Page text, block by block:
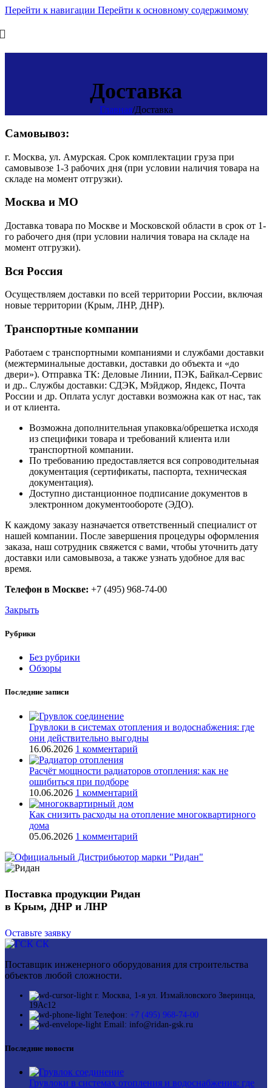
Перейти к навигации Перейти к основному содержимому
Доставка
Главная/Доставка
Самовывоз:
г. Москва, ул. Амурская. Срок комплектации груза при
самовывозе 1-3 рабочих дня (при условии наличия товара на
складе на момент отгрузки).
Москва и МО
Доставка товара по Москве и Московской области в срок от 1-
го рабочего дня (при условии наличия товара на складе на
момент отгрузки).
Вся Россия
Осуществляем доставки по всей территории России, включая
новые территории (Крым, ЛНР, ДНР).
Транспортные компании
Работаем с транспортными компаниями и службами доставки
(межтерминальные доставки, доставки до объекта и «до
двери»). Отправка ТК: Деловые Линии, ПЭК, Байкал-Сервис
и др.. Службы доставки: СДЭК, Мэйджор, Яндекс, Почта
России и др. Оплата услуг доставки возможна как от нас, так
и от клиента.
Возможна дополнительная упаковка/обрешетка исходя
из специфики товара и требований клиента или
транспортной компании.
По требованию предоставляется вся сопроводительная
документация (сертификаты, паспорта, техническая
документация).
Доступно дистанционное подписание документов в
электронном документообороте (ЭДО).
К каждому заказу назначается ответственный специалист от
нашей компании. После завершения процедуры оформления
заказа, наш сотрудник свяжется с вами, чтобы уточнить дату
доставки или самовывоза, а также узнать удобное для вас
время.
Телефон в Москве: +7 (495) 968-74-00
Закрыть
Рубрики
Без рубрики
Обзоры
Последние записи
Грувлоки в системах отопления и водоснабжения: где
они действительно выгодны
16.06.2026 1 комментарий
Расчёт мощности радиаторов отопления: как не
ошибиться при подборе
10.06.2026 1 комментарий
Как снизить расходы на отопление многоквартирного
дома
05.06.2026 1 комментарий
Поставка продукции Ридан
в Крым, ДНР и ЛНР
Оставьте заявку
Поставщик инженерного оборудования для строительства
объектов любой сложности.
г. Москва, 1-я ул. Измайловского Зверинца,
19Ас12
Телефон: +7 (495) 968-74-00
Email: info@ridan-gsk.ru
Последние новости
Грувлоки в системах отопления и водоснабжения: где